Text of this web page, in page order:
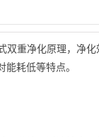
双重净化原理，净化
耗低等特点。